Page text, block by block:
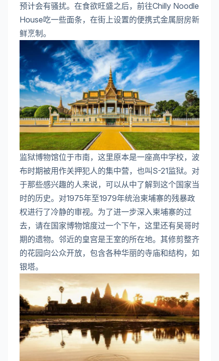
预计会有骚扰。在食欲旺盛之后，前往Chilly Noodle
House吃一些面条，在街上设置的便携式金属厨房新
鲜烹制。
监狱博物馆位于市南，这里原本是一座高中学校，波
布时期被用作关押犯人的集中营，也叫S-21监狱。对
于那些感兴趣的人来说，可以从中了解到这个国家当
时的历史。对1975年至1979年统治柬埔寨的残暴政
权进行了冷静的审视。为了进一步深入柬埔寨的过
去，请在国家博物馆度过一个下午，这里还有吴哥时
期的遗物。邻近的皇宫是王室的所在地。其修剪整齐
的花园向公众开放，包含各种华丽的寺庙和结构，如
银塔。